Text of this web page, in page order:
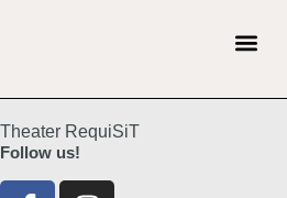
Theater RequiSiT
Follow us!